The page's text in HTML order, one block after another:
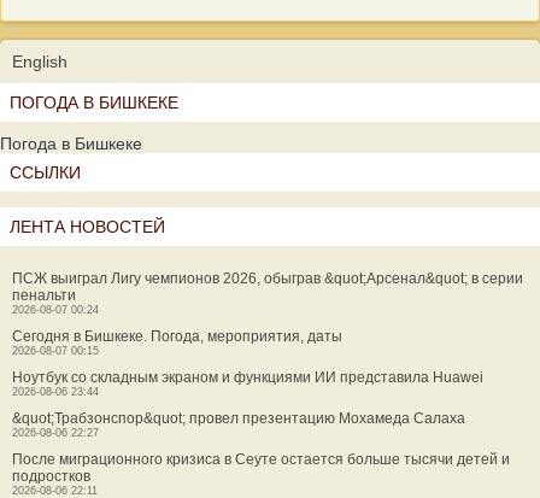
English
ПОГОДА В БИШКЕКЕ
Погода в Бишкеке
ССЫЛКИ
ЛЕНТА НОВОСТЕЙ
ПСЖ выиграл Лигу чемпионов 2026, обыграв &quot;Арсенал&quot; в серии
пенальти
2026-08-07 00:24
Сегодня в Бишкеке. Погода, мероприятия, даты
2026-08-07 00:15
Ноутбук со складным экраном и функциями ИИ представила Huawei
2026-08-06 23:44
&quot;Трабзонспор&quot; провел презентацию Мохамеда Салаха
2026-08-06 22:27
После миграционного кризиса в Сеуте остается больше тысячи детей и
подростков
2026-08-06 22:11